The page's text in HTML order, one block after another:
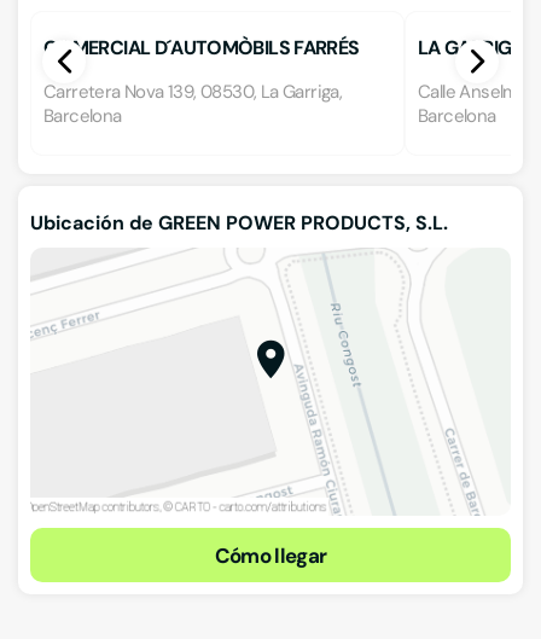
COMERCIAL D´AUTOMÒBILS FARRÉS
Carretera Nova 139, 08530, La Garriga,
Barcelona
LA GARRIGA
Calle Anselm
Barcelona
Ubicación de GREEN POWER PRODUCTS, S.L.
Cómo llegar